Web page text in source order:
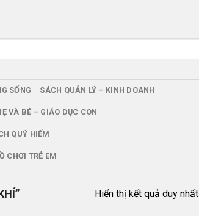
SỐNG SÁCH QUẢN LÝ – KINH DOANH
VÀ BÉ – GIÁO DỤC CON
QUÝ HIẾM
CHƠI TRẺ EM
Hiển thị kết quả duy nhất